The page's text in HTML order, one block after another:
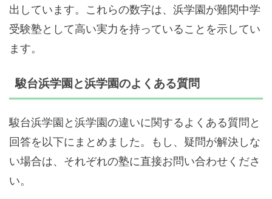
出しています。これらの数字は、浜学園が難関中学
受験塾として高い実力を持っていることを示してい
ます。
駿台浜学園と浜学園のよくある質問
駿台浜学園と浜学園の違いに関するよくある質問と
回答を以下にまとめました。もし、疑問が解決しな
い場合は、それぞれの塾に直接お問い合わせくださ
い。